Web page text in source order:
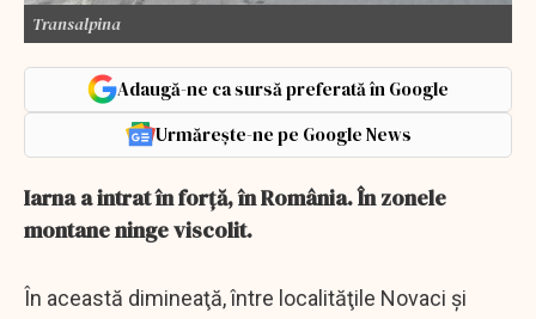
Transalpina
Adaugă-ne ca sursă preferată în Google
Urmărește-ne pe Google News
Iarna a intrat în forţă, în România. În zonele
montane ninge viscolit.
În această dimineaţă, între localităţile Novaci şi